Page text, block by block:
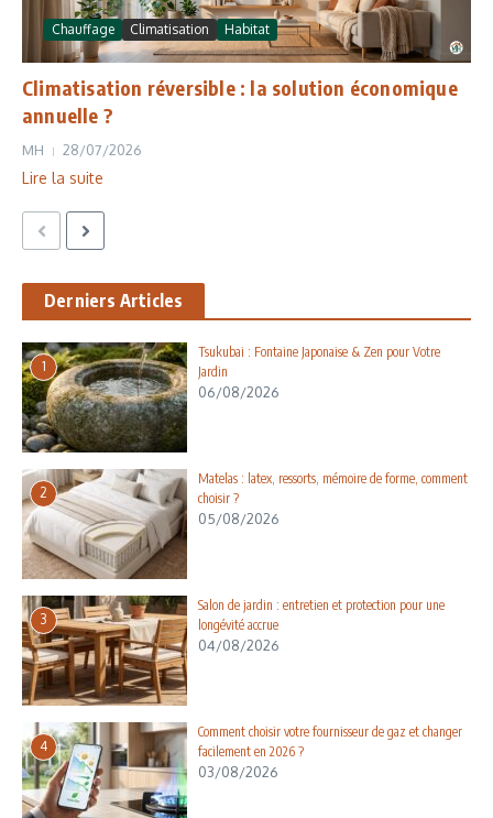
Chauffage Climatisation Habitat
Climatisation réversible : la solution économique
annuelle ?
MH 28/07/2026
Lire la suite
Derniers Articles
1
Tsukubai : Fontaine Japonaise & Zen pour Votre
Jardin
06/08/2026
2
Matelas : latex, ressorts, mémoire de forme, comment
choisir ?
05/08/2026
3
Salon de jardin : entretien et protection pour une
longévité accrue
04/08/2026
4
Comment choisir votre fournisseur de gaz et changer
facilement en 2026 ?
03/08/2026